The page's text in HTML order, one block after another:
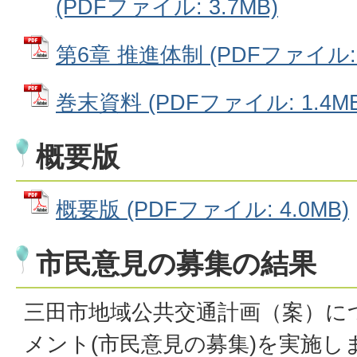
(PDFファイル: 3.7MB)
第6章 推進体制 (PDFファイル
巻末資料 (PDFファイル:
概要版
概要版 (PDFファイル: 4.0MB)
市民意見の募集の結果
三田市地域公共交通計画（案）
メント(市民意見の募集)を実施し